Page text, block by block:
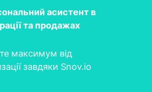
асистент в
та продажах
максимум від
завдяки Snov.io